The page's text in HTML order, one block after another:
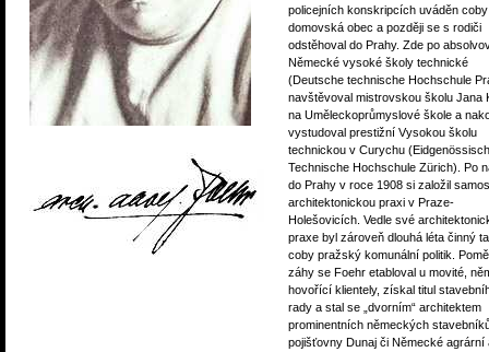
policejních konskripcích uváděn coby
domovská obec a později se s rodiči
odstěhoval do Prahy. Zde po
Německé vysoké školy technické
(Deutsche technische Hochschule
navštěvoval mistrovskou školu Jana
na Uměleckoprůmyslové škole a
vystudoval prestižní Vysokou školu
technickou v Curychu
Technische Hochschule Zürich). Po
do Prahy v roce 1908 si založil
architektonickou praxi v Praze-
Holešovicích. Vedle své
praxe byl zároveň dlouhá léta činný
coby pražský komunální politik.
záhy se Foehr etabloval u movité,
hovořící klientely, získal titul
rady a stal se „dvorním“ architektem
prominentních německých
pojišťovny Dunaj či Německé agrární